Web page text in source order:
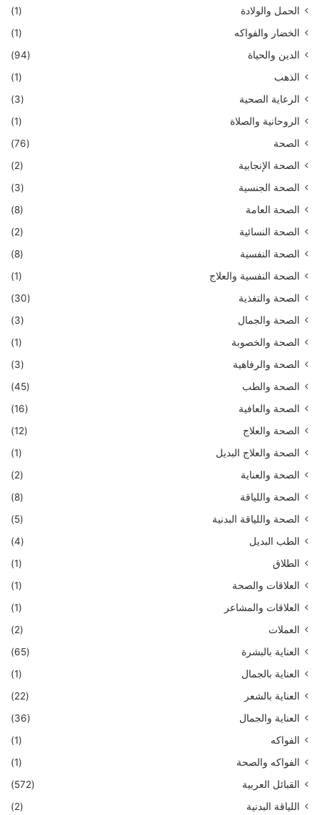
الحمل والولادة
(1)
الخضار والفواكه
(1)
الدين والحياة
(94)
الذهب
(1)
الرعاية الصحية
(3)
الروحانية والصلاة
(1)
الصحة
(76)
الصحة الإنجابية
(2)
الصحة الجنسية
(3)
الصحة العامة
(8)
الصحة النسائية
(2)
الصحة النفسية
(8)
الصحة النفسية والعلاج
(1)
الصحة والتغذية
(30)
الصحة والجمال
(3)
الصحة والخصوبة
(1)
الصحة والرفاهية
(3)
الصحة والطب
(45)
الصحة والعافية
(16)
الصحة والعلاج
(12)
الصحة والعلاج البديل
(1)
الصحة والعناية
(2)
الصحة واللياقة
(8)
الصحة واللياقة البدنية
(5)
الطب البديل
(4)
الطلاق
(1)
العلاقات والصحة
(1)
العلاقات والمشاعر
(1)
العملات
(2)
العناية بالبشرة
(65)
العناية بالجمال
(1)
العناية بالشعر
(22)
العناية والجمال
(36)
الفواكه
(1)
الفواكه والصحة
(1)
القبائل العربية
(572)
اللياقة البدنية
(2)